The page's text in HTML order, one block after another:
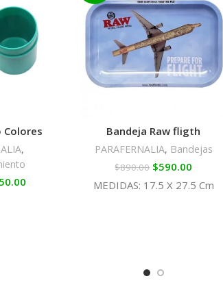
Colores
,
Bandeja Raw fligth
PARAFERNALIA, Bandejas
$890.00 $590.00
MEDIDAS: 17.5 X 27.5 Cm